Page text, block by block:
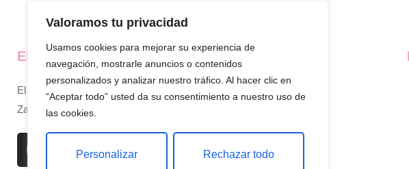
Valoramos tu privacidad
Usamos cookies para mejorar su experiencia de
navegación, mostrarle anuncios o contenidos
personalizados y analizar nuestro tráfico. Al hacer clic en
“Aceptar todo” usted da su consentimiento a nuestro uso de
las cookies.
Personalizar Rechazar todo
El super de José
El supermercado de confianza en
Zamora, siempre cerca de ti.
La empresa
Productos
Contacto